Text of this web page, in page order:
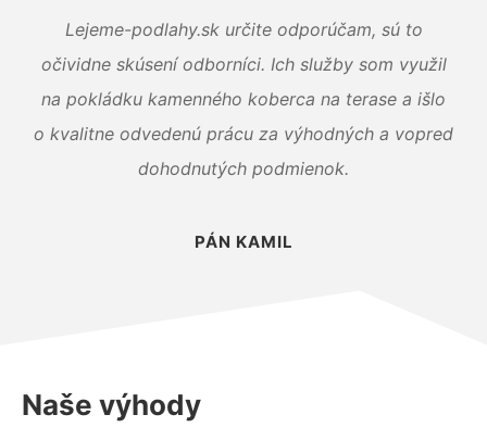
Lejeme-podlahy.sk určite odporúčam, sú to
očividne skúsení odborníci. Ich služby som využil
na pokládku kamenného koberca na terase a išlo
o kvalitne odvedenú prácu za výhodných a vopred
dohodnutých podmienok.
PÁN KAMIL
Naše výhody